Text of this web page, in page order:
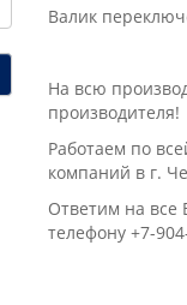
Валик
На всю
производителя!
Работаем по
компаний в г.
Ответим на
телефону +7-